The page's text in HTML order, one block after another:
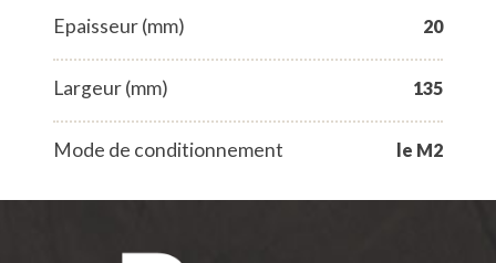
Epaisseur (mm) 20
Largeur (mm) 135
Mode de conditionnement le M2